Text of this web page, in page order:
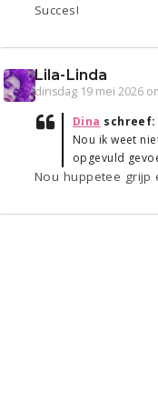
Succes!
Lila-Linda
dinsdag 19 mei 2026
Dina schreef:
Nou ik weet
opgevuld
Nou huppetee grijp